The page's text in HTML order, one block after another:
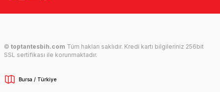
© toptantesbih.com Tüm hakları saklıdır. Kredi kartı bilgileriniz 256bit
SSL sertifikası ile korunmaktadır.
Bursa / Türkiye